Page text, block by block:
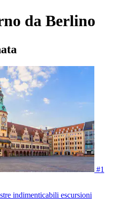
da Berlino
#1
indimenticabili escursioni